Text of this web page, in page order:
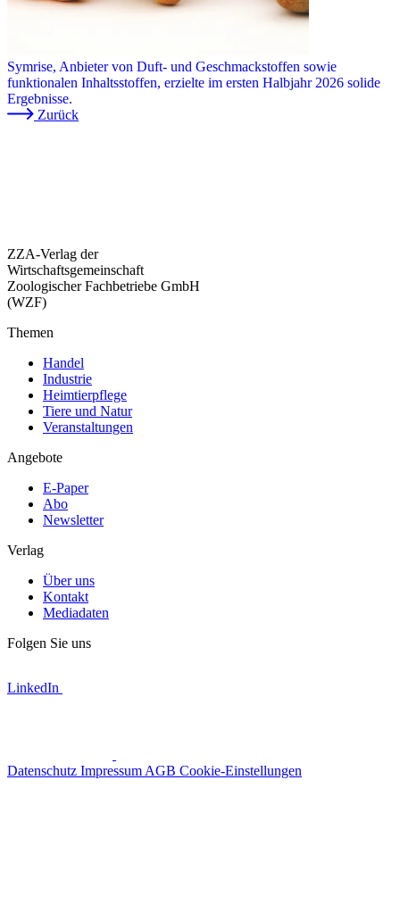
Symrise, Anbieter von Duft- und Geschmackstoffen sowie
funktionalen Inhaltsstoffen, erzielte im ersten Halbjahr 2026 solide
Ergebnisse.
Zurück
ZZA-Verlag der
Wirtschaftsgemeinschaft
Zoologischer Fachbetriebe GmbH
(WZF)
Themen
Handel
Industrie
Heimtierpflege
Tiere und Natur
Veranstaltungen
Angebote
E-Paper
Abo
Newsletter
Verlag
Über uns
Kontakt
Mediadaten
Folgen Sie uns
LinkedIn
Datenschutz Impressum AGB Cookie-Einstellungen